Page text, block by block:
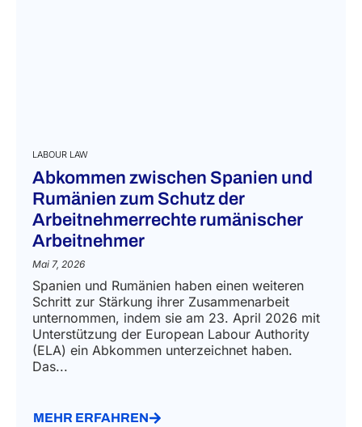
LABOUR LAW
Abkommen zwischen Spanien und
Rumänien zum Schutz der
Arbeitnehmerrechte rumänischer
Arbeitnehmer
Mai 7, 2026
Spanien und Rumänien haben einen weiteren
Schritt zur Stärkung ihrer Zusammenarbeit
unternommen, indem sie am 23. April 2026 mit
Unterstützung der European Labour Authority
(ELA) ein Abkommen unterzeichnet haben.
Das...
MEHR ERFAHREN